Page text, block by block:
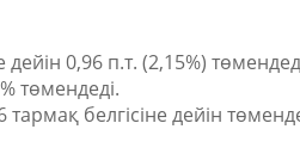
0,96 п.т. (2,15%)
төмендеді.
белгісіне дейін